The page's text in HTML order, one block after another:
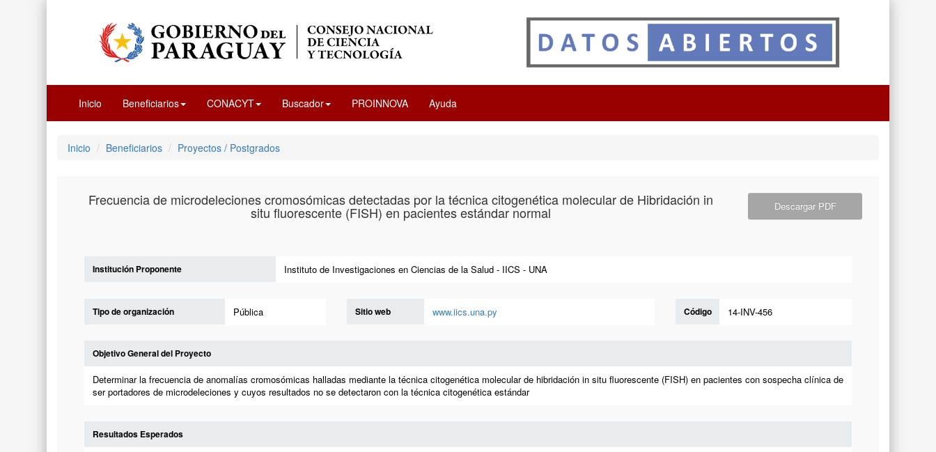
Inicio Beneficiarios CONACYT Buscador PROINNOVA Ayuda
Inicio Beneficiarios Proyectos / Postgrados
Frecuencia de microdeleciones cromosómicas detectadas por la técnica citogenética molecular de Hibridación in
situ fluorescente (FISH) en pacientes estándar normal Descargar PDF
Institución Proponente Instituto de Investigaciones en Ciencias de la Salud - IICS - UNA
Tipo de organización Pública Sitio web www.iics.una.py Código 14-INV-456
Objetivo General del Proyecto
Determinar la frecuencia de anomalías cromosómicas halladas mediante la técnica citogenética molecular de hibridación in situ fluorescente (FISH) en pacientes con sospecha clínica de
ser portadores de microdeleciones y cuyos resultados no se detectaron con la técnica citogenética estándar
Resultados Esperados